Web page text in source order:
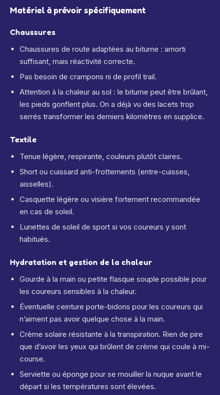
Matériel à prévoir spécifiquement
Chaussures
Chaussures de route adaptées au bitume : amorti
suffisant, mais réactivité correcte.
Pas besoin de crampons ni de profil trail.
Attention à la chaleur au sol : le bitume peut être brûlant,
les pieds gonflent plus. On a déjà vu des lacets trop
serrés transformer les derniers kilomètres en supplice.
Textile
Tenue légère, respirante, couleurs plutôt claires.
Short ou cuissard anti-frottements (entre-cuisses,
aisselles).
Casquette légère ou visière fortement recommandée
en cas de soleil.
Lunettes de soleil de sport si vos coureurs y sont
habitués.
Hydratation et gestion de la chaleur
Gourde à la main ou petite flasque souple possible pour
les coureurs sensibles à la chaleur.
Éventuelle ceinture porte-bidons pour les coureurs qui
n’aiment pas avoir quelque chose à la main.
Crème solaire résistante à la transpiration. Rien de pire
que d’avoir les yeux qui brûlent de crème qui coule à mi-
course.
Serviette ou éponge pour se mouiller la nuque avant le
départ si les températures sont élevées.